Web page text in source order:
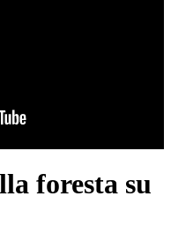
foresta su